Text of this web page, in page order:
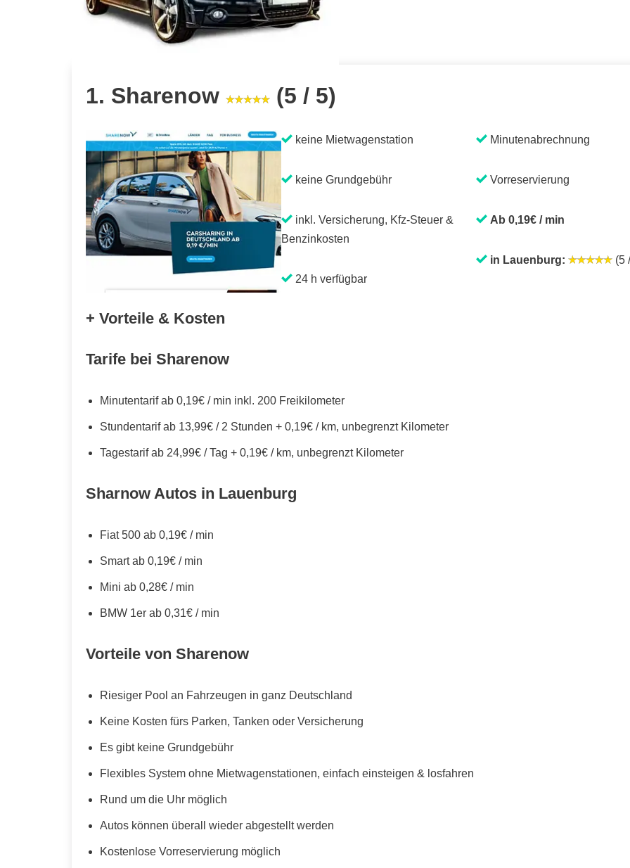
1. Sharenow (5 / 5)
keine Mietwagenstation
keine Grundgebühr
inkl. Versicherung, Kfz-Steuer &
Benzinkosten
24 h verfügbar
Minutenabrechnung
Vorreservierung
Ab 0,19€ / min
in Lauenburg: (5
+ Vorteile & Kosten
Tarife bei Sharenow
Minutentarif ab 0,19€ / min inkl. 200 Freikilometer
Stundentarif ab 13,99€ / 2 Stunden + 0,19€ / km, unbegrenzt Kilometer
Tagestarif ab 24,99€ / Tag + 0,19€ / km, unbegrenzt Kilometer
Sharnow Autos in Lauenburg
Fiat 500 ab 0,19€ / min
Smart ab 0,19€ / min
Mini ab 0,28€ / min
BMW 1er ab 0,31€ / min
Vorteile von Sharenow
Riesiger Pool an Fahrzeugen in ganz Deutschland
Keine Kosten fürs Parken, Tanken oder Versicherung
Es gibt keine Grundgebühr
Flexibles System ohne Mietwagenstationen, einfach einsteigen & losfahren
Rund um die Uhr möglich
Autos können überall wieder abgestellt werden
Kostenlose Vorreservierung möglich